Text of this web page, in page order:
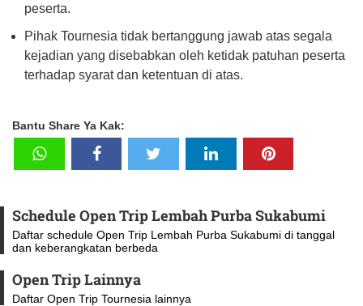
peserta.
Pihak Tournesia tidak bertanggung jawab atas segala
kejadian yang disebabkan oleh ketidak patuhan peserta
terhadap syarat dan ketentuan di atas.
Bantu Share Ya Kak:
Schedule Open Trip Lembah Purba Sukabumi
Daftar schedule Open Trip Lembah Purba Sukabumi di tanggal
dan keberangkatan berbeda
Open Trip Lainnya
Daftar Open Trip Tournesia lainnya